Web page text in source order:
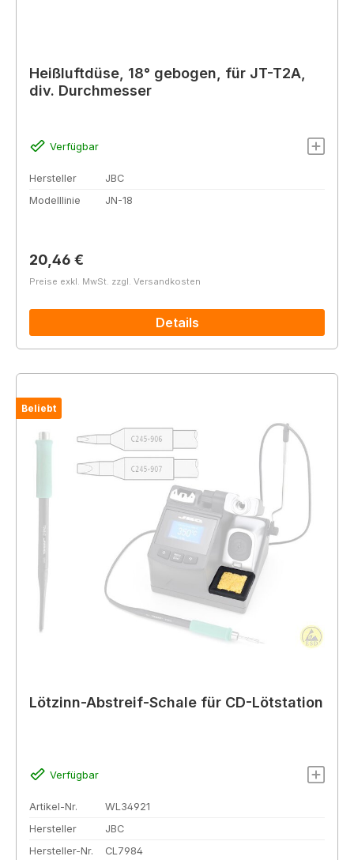
Heißluftdüse, 18° gebogen, für JT-T2A,
div. Durchmesser
Verfügbar
Hersteller
JBC
Modelllinie
JN-18
Regulärer Preis:
20,46 €
Preise exkl. MwSt. zzgl. Versandkosten
Details
Beliebt
Lötzinn-Abstreif-Schale für CD-Lötstation
Verfügbar
Artikel-Nr.
WL34921
Hersteller
JBC
Hersteller-Nr.
CL7984